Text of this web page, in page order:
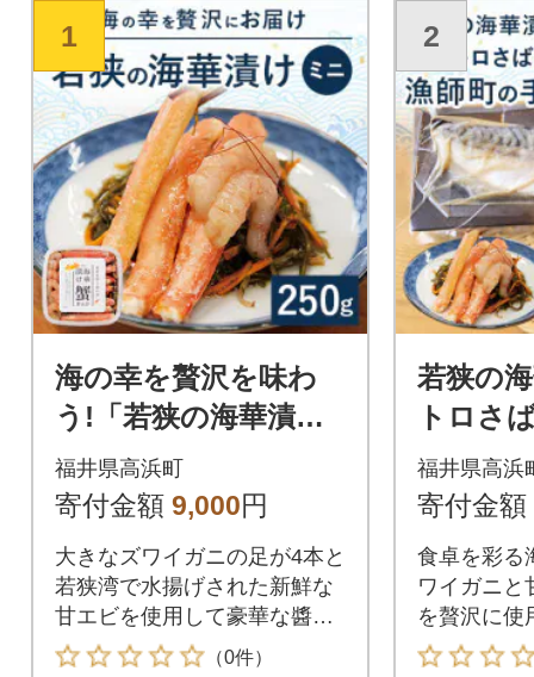
1
海の幸を贅沢を味わ
う!「若狭の海華漬
け」ミニ
福井県高浜町
寄付金額 9,000円
大きなズワイガニの足が4本と
若狭湾で水揚げされた新鮮な
甘エビを使用して豪華な醬油
仕立ての海鮮漬けです
（0件）
2
若狭の
トロさ
手仕込
福井県高浜
寄付金額
食卓を彩る
ワイガニと
を贅沢に使
へしこを漬